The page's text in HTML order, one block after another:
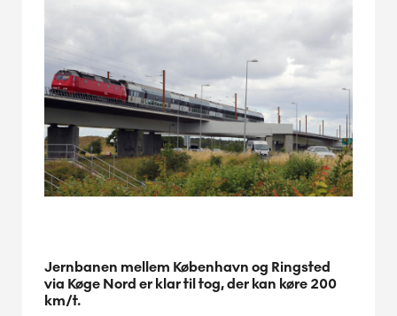
Jernbanen mellem København og Ringsted
via Køge Nord er klar til tog, der kan køre 200
km/t.